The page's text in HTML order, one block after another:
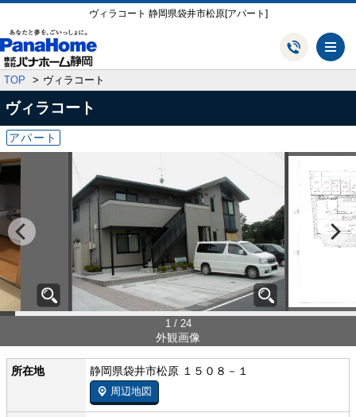
ヴィラコート 静岡県袋井市松原[アパート]
TOP ヴィラコート
ヴィラコート
アパート
1 / 24
外観画像
所在地 静岡県袋井市松原 １５０８－１
周辺地図